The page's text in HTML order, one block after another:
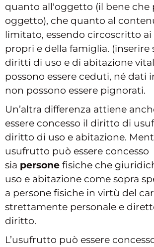
quanto all'oggetto (il bene che
oggetto), che quanto al
limitato, essendo circoscritto
propri e della famiglia. (inserire
diritti di uso e di abitazione
possono essere ceduti, né dati
non possono essere pignorati.
Un’altra differenza attiene
essere concesso il diritto di
diritto di uso e abitazione.
usufrutto può essere concesso
sia persone fisiche che
uso e abitazione come sopra
a persone fisiche in virtù del
strettamente personale e
diritto.
L’usufrutto può essere